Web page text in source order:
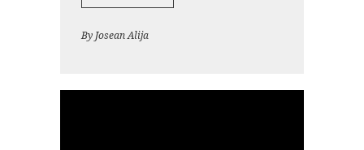
By Josean Alija